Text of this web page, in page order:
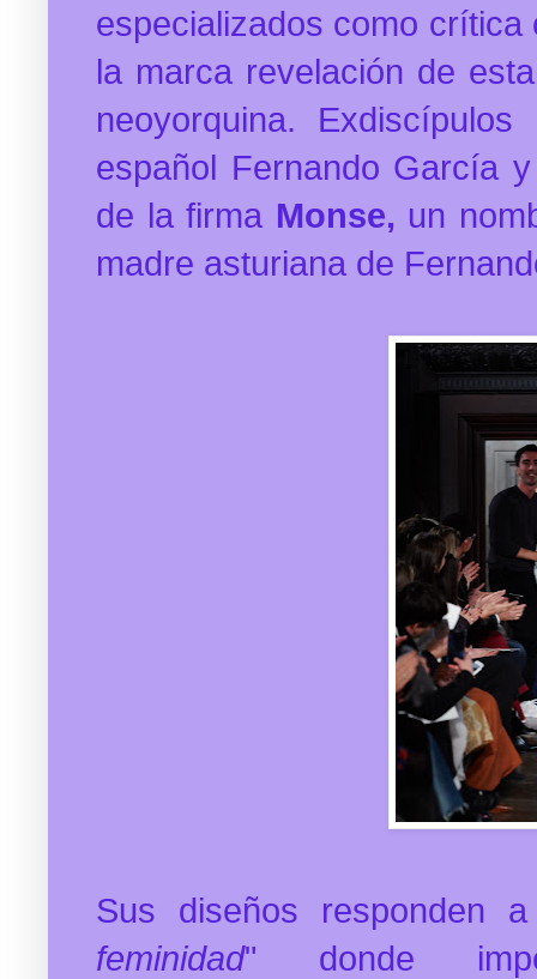
especializados como
la marca revelación de
neoyorquina.
español Fernando García
de la firma Monse, un
madre asturiana de
Sus diseños responden
feminidad" donde